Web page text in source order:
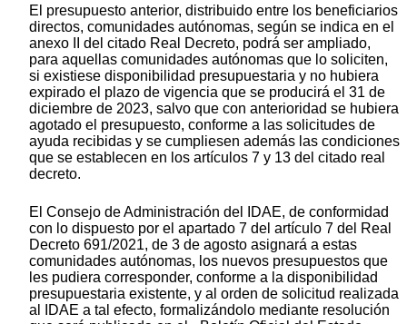
El presupuesto anterior, distribuido entre los beneficiarios
directos, comunidades autónomas, según se indica en el
anexo II del citado Real Decreto, podrá ser ampliado,
para aquellas comunidades autónomas que lo soliciten,
si existiese disponibilidad presupuestaria y no hubiera
expirado el plazo de vigencia que se producirá el 31 de
diciembre de 2023, salvo que con anterioridad se hubiera
agotado el presupuesto, conforme a las solicitudes de
ayuda recibidas y se cumpliesen además las condiciones
que se establecen en los artículos 7 y 13 del citado real
decreto.
El Consejo de Administración del IDAE, de conformidad
con lo dispuesto por el apartado 7 del artículo 7 del Real
Decreto 691/2021, de 3 de agosto asignará a estas
comunidades autónomas, los nuevos presupuestos que
les pudiera corresponder, conforme a la disponibilidad
presupuestaria existente, y al orden de solicitud realizada
al IDAE a tal efecto, formalizándolo mediante resolución